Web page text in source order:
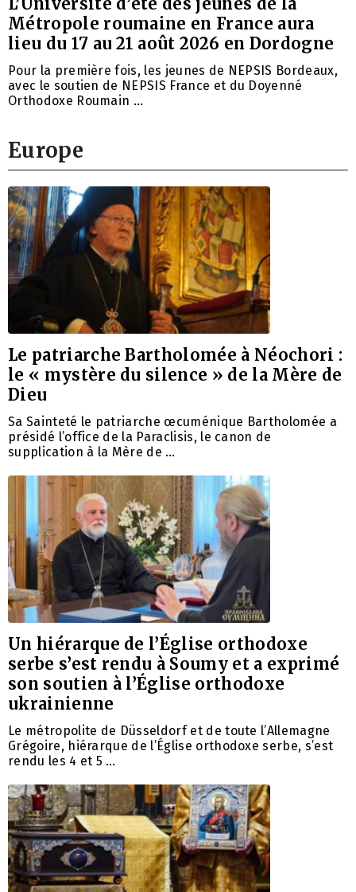
Métropole roumaine en France aura
lieu du 17 au 21 août 2026 en Dordogne
Pour la première fois, les jeunes de NEPSIS Bordeaux,
avec le soutien de NEPSIS France et du Doyenné
Orthodoxe Roumain …
Europe
Le patriarche Bartholomée à Néochori :
le « mystère du silence » de la Mère de
Dieu
Sa Sainteté le patriarche œcuménique Bartholomée a
présidé l’office de la Paraclisis, le canon de
supplication à la Mère de …
Un hiérarque de l’Église orthodoxe
serbe s’est rendu à Soumy et a exprimé
son soutien à l’Église orthodoxe
ukrainienne
Le métropolite de Düsseldorf et de toute l’Allemagne
Grégoire, hiérarque de l’Église orthodoxe serbe, s’est
rendu les 4 et 5 …